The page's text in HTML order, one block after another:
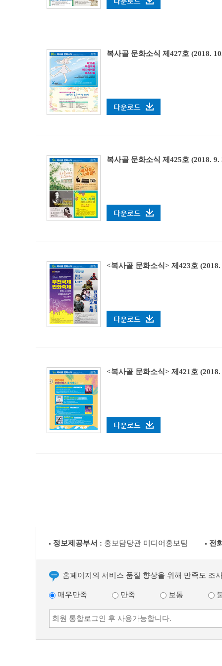
복사골 문화소식 제427호 (2018.
복사골 문화소식 제425호 (2018. 9.
<복사골 문화소식> 제423호 (2018.
<복사골 문화소식> 제421호 (2018.
정보제공부서 : 홍보담당관 미디어홍보팀 전
홈페이지의 서비스 품질 향상을 위해 만족도 조
매우만족 만족 보통